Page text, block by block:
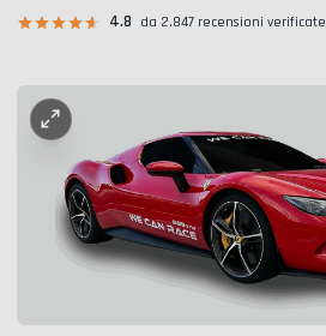
4.8 da 2.847 recensioni verificate